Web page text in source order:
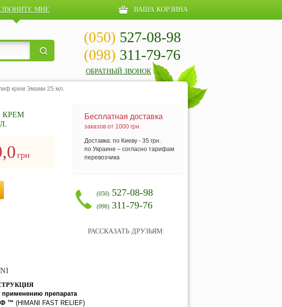
МНЕ ВАША КОРЗИНА
(050) 527-08-98
(098) 311-79-76
ОБРАТНЫЙ ЗВОНОК
крем Эмами 25 мл.
КРЕМ
грн
Бесплатная доставка
заказов от 1000 грн.
Доставка: по Киеву - 35 грн.
по Украине – согласно тарифам
перевозчика
(050) 527-08-98
(098) 311-79-76
РАССКАЗАТЬ ДРУЗЬЯМ:
препарата
™ (HIMANI FAST RELIEF)